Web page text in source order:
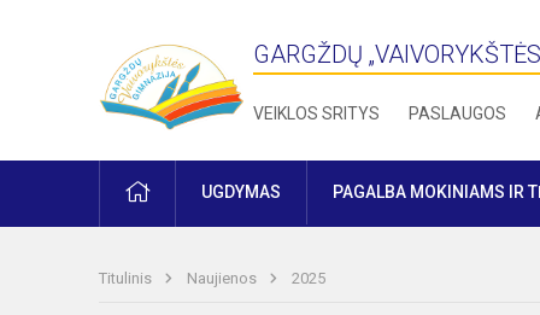
GARGŽDŲ
VEIKLOS SRITYS PASLAUGOS
PRADŽIAUGDYMAS PAGALBA MOKINIAMS IR
Titulinis Naujienos 2025